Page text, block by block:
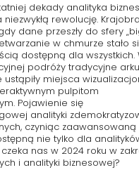
dekady analityka
niezwykłą rewolucję.
dane przeszły do sfery
w chmurze stało
dostępną dla wszystkich.
podróży tradycyjne
ustąpiły miejsca
pulpitom
Pojawienie się
analityki
czyniąc zaawansowaną
nie tylko dla
nas w 2024 roku w
i analityki biznesowej?